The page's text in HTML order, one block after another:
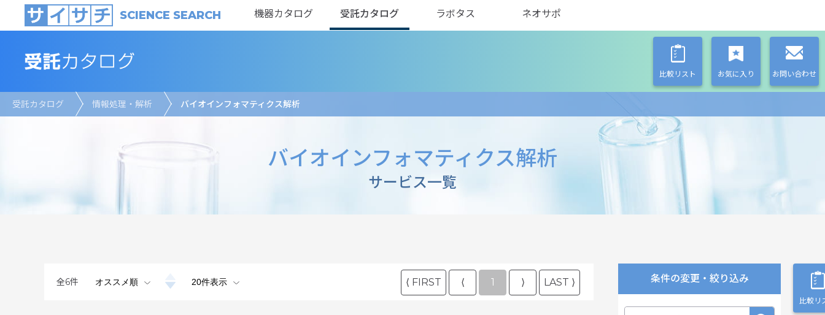
SCIENCE SEARCH 機器カタログ 受託カタログ ラボタス ネオサポ
比較リスト お気に入り お問い合わせ
受託カタログ 情報処理・解析 バイオインフォマティクス解析
バイオインフォマティクス解析
サービス一覧
全6件 ⟨ FIRST ⟨ 1 ⟩ LAST ⟩
比較リ
条件の変更・絞り込み